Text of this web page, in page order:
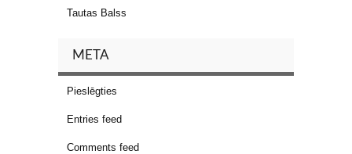
Tautas Balss
META
Pieslēgties
Entries feed
Comments feed